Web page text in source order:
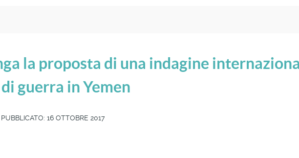
la proposta di una indagine
guerra in Yemen
PUBBLICATO: 16 OTTOBRE 2017